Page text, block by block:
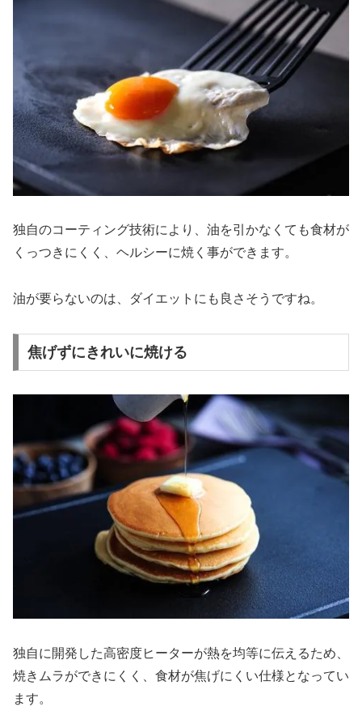
独自のコーティング技術により、油を引かなくても食材が
くっつきにくく、ヘルシーに焼く事ができます。
油が要らないのは、ダイエットにも良さそうですね。
焦げずにきれいに焼ける
独自に開発した高密度ヒーターが熱を均等に伝えるため、
焼きムラができにくく、食材が焦げにくい仕様となってい
ます。